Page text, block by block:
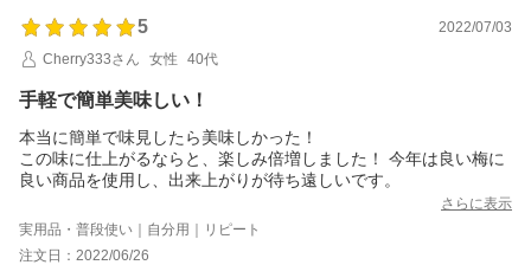
5
2022/07/03
Cherry333さん
女性 40代
手軽で簡単美味しい！
本当に簡単で味見したら美味しかった！
この味に仕上がるならと、楽しみ倍増しました！ 今年は良い梅に
良い商品を使用し、出来上がりが待ち遠しいです。
さらに表示
実用品・普段使い｜自分用｜リピート
注文日：2022/06/26